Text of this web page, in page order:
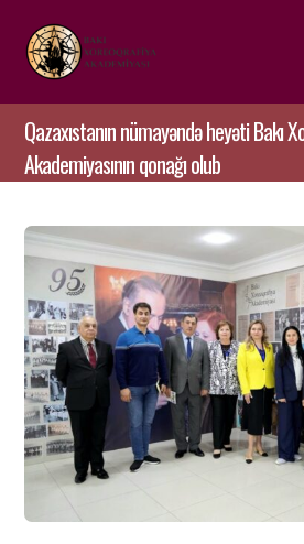
Qazaxıstanın nümayəndə heyəti Bakı
Akademiyasının qonağı olub